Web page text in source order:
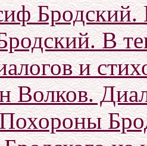
Бродский.
В
и
Волков.